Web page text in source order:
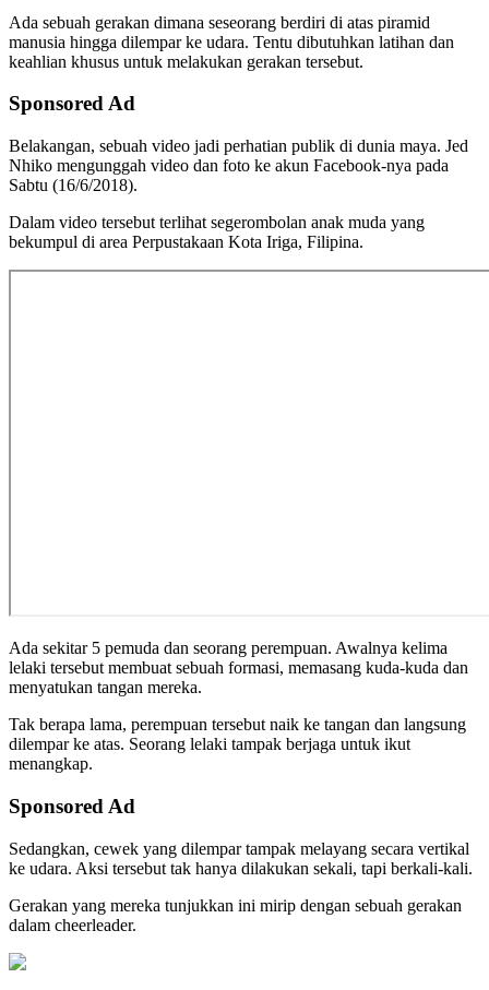
Ada sebuah gerakan dimana seseorang berdiri di atas piramid
manusia hingga dilempar ke udara. Tentu dibutuhkan latihan dan
keahlian khusus untuk melakukan gerakan tersebut.
Sponsored Ad
Belakangan, sebuah video jadi perhatian publik di dunia maya. Jed
Nhiko mengunggah video dan foto ke akun Facebook-nya pada
Sabtu (16/6/2018).
Dalam video tersebut terlihat segerombolan anak muda yang
bekumpul di area Perpustakaan Kota Iriga, Filipina.
Ada sekitar 5 pemuda dan seorang perempuan. Awalnya kelima
lelaki tersebut membuat sebuah formasi, memasang kuda-kuda dan
menyatukan tangan mereka.
Tak berapa lama, perempuan tersebut naik ke tangan dan langsung
dilempar ke atas. Seorang lelaki tampak berjaga untuk ikut
menangkap.
Sponsored Ad
Sedangkan, cewek yang dilempar tampak melayang secara vertikal
ke udara. Aksi tersebut tak hanya dilakukan sekali, tapi berkali-kali.
Gerakan yang mereka tunjukkan ini mirip dengan sebuah gerakan
dalam cheerleader.